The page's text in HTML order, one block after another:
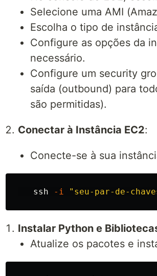
Selecione uma AMI
Escolha o tipo de
Configure as opções da
necessário.
Configure um security
saída (outbound) para
são permitidas).
Conectar à Instância EC2:
Conecte-se à sua
   ssh
-i "seu-par-de-
Instalar Python e
Atualize os pacotes e